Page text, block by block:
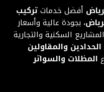
أفضل خدماتتركيب
، بجودة عالية وأسعار
السكنية والتجارية
الحدادين والمقاولين
المظلات والسواتر